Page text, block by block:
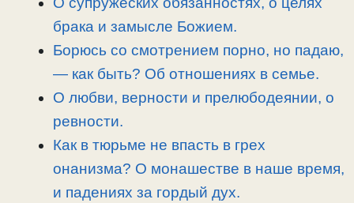
a
брака и замысле Божием.
Борюсь со смотрением порно, но падаю,
— как быть? Об отношениях в семье.
О любви, верности и прелюбодеянии, о
ревности.
Как в тюрьме не впасть в грех
онанизма? О монашестве в наше время,
и падениях за гордый дух.